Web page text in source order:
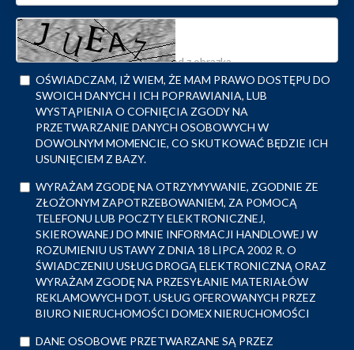
OŚWIADCZAM, IŻ WIEM, ŻE MAM PRAWO DOSTĘPU DO
SWOICH DANYCH I ICH POPRAWIANIA, LUB
WYSTĄPIENIA O COFNIĘCIA ZGODY NA
PRZETWARZANIE DANYCH OSOBOWYCH W
DOWOLNYM MOMENCIE, CO SKUTKOWAĆ BĘDZIE ICH
USUNIĘCIEM Z BAZY.
WYRAŻAM ZGODĘ NA OTRZYMYWANIE, ZGODNIE ZE
ZŁOŻONYM ZAPOTRZEBOWANIEM, ZA POMOCĄ
TELEFONU LUB POCZTY ELEKTRONICZNEJ,
SKIEROWANEJ DO MNIE INFORMACJI HANDLOWEJ W
ROZUMIENIU USTAWY Z DNIA 18 LIPCA 2002 R. O
ŚWIADCZENIU USŁUG DROGĄ ELEKTRONICZNĄ ORAZ
WYRAŻAM ZGODĘ NA PRZESYŁANIE MATERIAŁÓW
REKLAMOWYCH DOT. USŁUG OFEROWANYCH PRZEZ
BIURO NIERUCHOMOŚCI DOMEX NIERUCHOMOŚCI
DANE OSOBOWE PRZETWARZANE SĄ PRZEZ